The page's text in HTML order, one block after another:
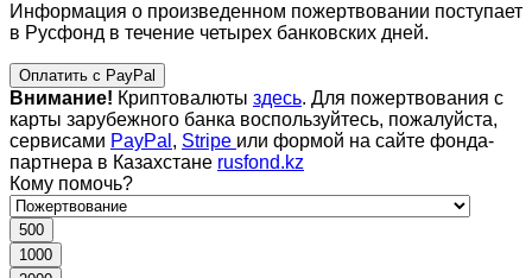
Информация о произведенном пожертвовании поступает
в Русфонд в течение четырех банковских дней.
Оплатить с PayPal
Внимание! Криптовалюты здесь. Для пожертвования с
карты зарубежного банка воспользуйтесь, пожалуйста,
сервисами PayPal , Stripe или формой на сайте фонда-
партнера в Казахстане rusfond.kz
Кому помочь?
500
1000